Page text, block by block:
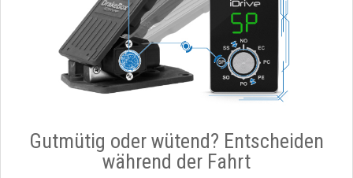
Gutmütig oder wütend? Entscheiden
während der Fahrt